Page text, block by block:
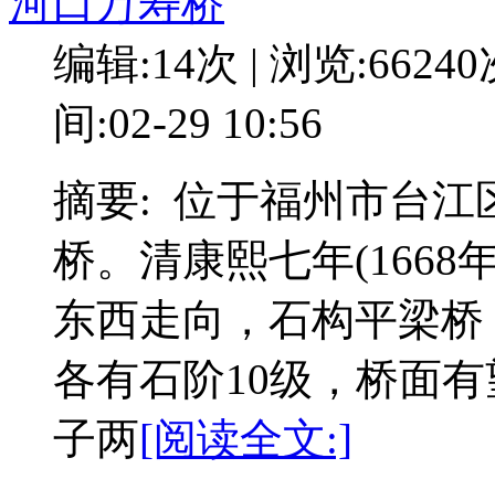
编辑:14次 | 浏览:66240
间:02-29 10:56
摘要: 位于福州市台江
桥。清康熙七年(1668
东西走向，石构平梁
各有石阶10级，桥面
子两[阅读全文:]